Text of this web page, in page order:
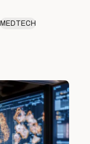
MEDTECH